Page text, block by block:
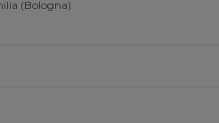
(Bologna)